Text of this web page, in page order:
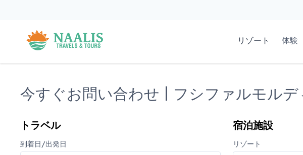
リゾート 体験
今すぐお問い合わせ | フシファルモル
トラベル
到着日/出発日
宿泊施設
リゾート